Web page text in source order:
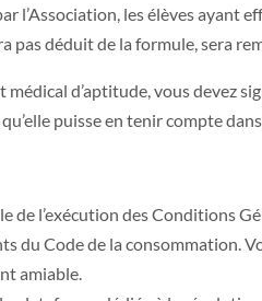
l’Association, les élèves
pas déduit de la formule, sera
d’aptitude, vous devez
puisse en tenir compte
l’exécution des Conditions
Code de la consommation.
amiable.